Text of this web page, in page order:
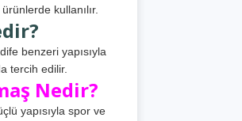
kullanılır.
benzeri yapısıyla
tercih edilir.
Nedir?
yapısıyla spor ve